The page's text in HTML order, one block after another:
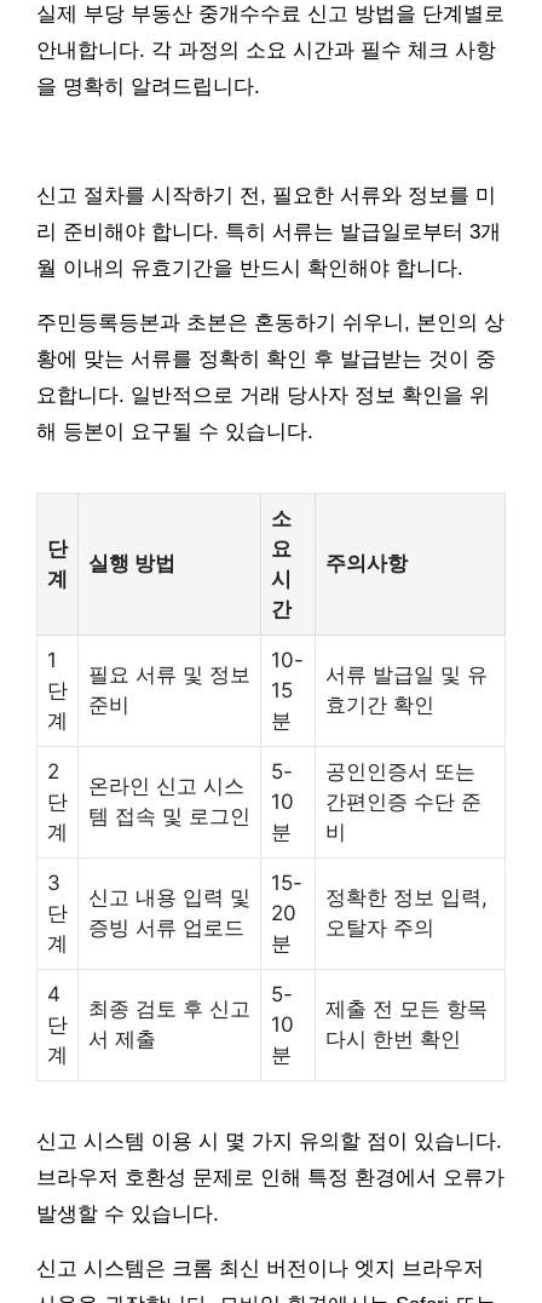
실제 부당 부동산 중개수수료 신고 방법을 단계별로
안내합니다. 각 과정의 소요 시간과 필수 체크 사항
을 명확히 알려드립니다.
신고 절차를 시작하기 전, 필요한 서류와 정보를 미
리 준비해야 합니다. 특히 서류는 발급일로부터 3개
월 이내의 유효기간을 반드시 확인해야 합니다.
주민등록등본과 초본은 혼동하기 쉬우니, 본인의 상
황에 맞는 서류를 정확히 확인 후 발급받는 것이 중
요합니다. 일반적으로 거래 당사자 정보 확인을 위
해 등본이 요구될 수 있습니다.
단
계
실행 방법
소
요
시
간
주의사항
1
단
계
필요 서류 및 정보
준비
10-
15
분
서류 발급일 및 유
효기간 확인
2
단
계
온라인 신고 시스
템 접속 및 로그인
5-
10
분
공인인증서 또는
간편인증 수단 준
비
3
단
계
신고 내용 입력 및
증빙 서류 업로드
15-
20
분
정확한 정보 입력,
오탈자 주의
4
단
계
최종 검토 후 신고
서 제출
5-
10
분
제출 전 모든 항목
다시 한번 확인
신고 시스템 이용 시 몇 가지 유의할 점이 있습니다.
브라우저 호환성 문제로 인해 특정 환경에서 오류가
발생할 수 있습니다.
신고 시스템은 크롬 최신 버전이나 엣지 브라우저